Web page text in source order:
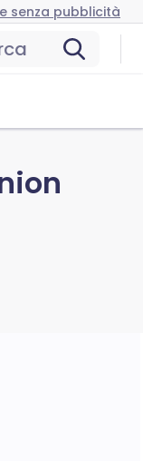
senza pubblicità